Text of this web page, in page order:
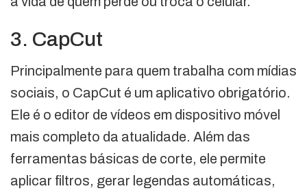
3. CapCut
Principalmente para quem trabalha com mídias
sociais, o CapCut é um aplicativo obrigatório.
Ele é o editor de vídeos em dispositivo móvel
mais completo da atualidade. Além das
ferramentas básicas de corte, ele permite
aplicar filtros, gerar legendas automáticas,